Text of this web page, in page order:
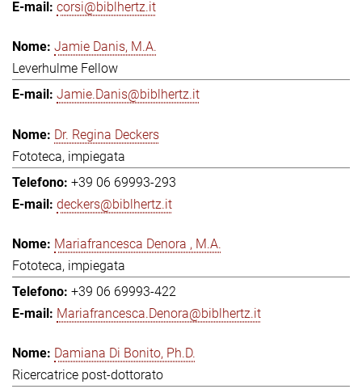
corsi@biblhertz.it
Jamie Danis, M.A.
Leverhulme Fellow
Jamie.Danis@biblhertz.it
Dr. Regina Deckers
Fototeca, impiegata
+39 06 69993-293
deckers@biblhertz.it
Mariafrancesca Denora , M.A.
Fototeca, impiegata
+39 06 69993-422
Mariafrancesca.Denora@biblhertz.it
Damiana Di Bonito, Ph.D.
Ricercatrice post-dottorato